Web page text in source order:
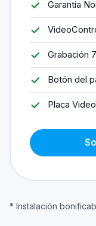
Garantía
Grabación
Botón del
Placa
* Instalación